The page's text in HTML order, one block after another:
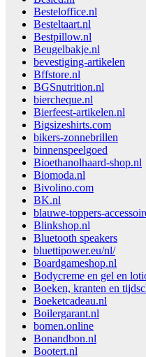
Besteloffice.nl
Besteltaart.nl
Bestpillow.nl
Beugelbakje.nl
bevestiging-artikelen
Bffstore.nl
BGSnutrition.nl
biercheque.nl
Bierfeest-artikelen.nl
Bigsizeshirts.com
bikers-zonnebrillen
binnenspeelgoed
Bioethanolhaard-shop.nl
Biomoda.nl
Bivolino.com
BK.nl
blauwe-toppers-
Blinkshop.nl
Bluetooth speakers
bluettipower.eu/nl/
Boardgameshop.nl
Bodycreme en gel en
Boeken, kranten en
Boeketcadeau.nl
Boilergarant.nl
bomen.online
Bonandbon.nl
Bootert.nl